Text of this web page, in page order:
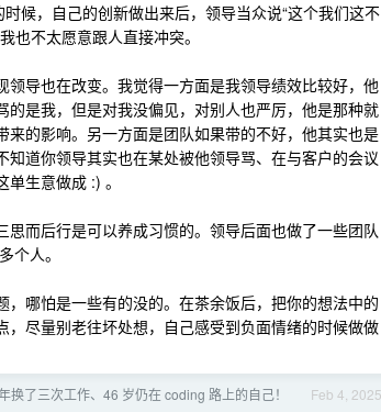
候，自己的创新做出来后，领导当众说“这个我们这不
也不太愿意跟人直接冲突。
导也在改变。我觉得一方面是我领导绩效比较好，他
是我，但是对我没偏见，对别人也严厉，他是那种就
的影响。另一方面是团队如果带的不好，他其实也是
道你领导其实也在某处被他领导骂、在与客户的会议
生意做成 :) 。
而后行是可以养成习惯的。领导后面也做了一些团队
个人。
哪怕是一些有的没的。在茶余饭后，把你的想法中的
尽量别老往坏处想，自己感受到负面情绪的时候做做
Feb 4, 2025
换了三次工作、46 岁仍在 coding 路上的自己！